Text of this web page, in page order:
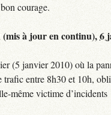
courage.
à jour en continu),6
(5 janvier 2010) où la
entre 8h30 et 10h,
même victime d’incidents